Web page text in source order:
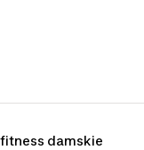
fitness damskie